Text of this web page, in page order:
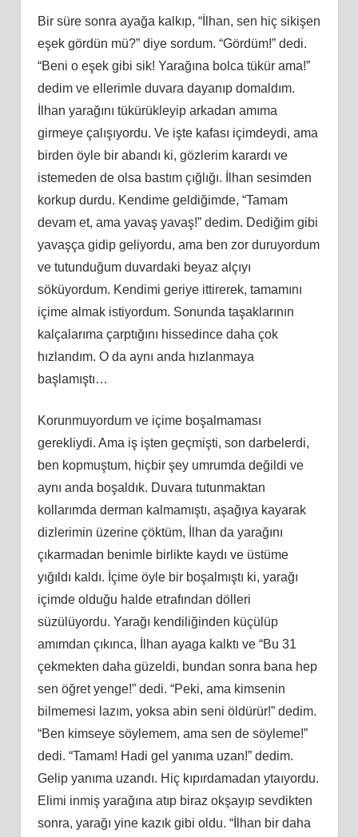
Bir süre sonra ayağa kalkıp, “İlhan, sen hiç sikişen
eşek gördün mü?” diye sordum. “Gördüm!” dedi.
“Beni o eşek gibi sik! Yarağına bolca tükür ama!”
dedim ve ellerimle duvara dayanıp domaldım.
İlhan yarağını tükürükleyip arkadan amıma
girmeye çalışıyordu. Ve işte kafası içimdeydi, ama
birden öyle bir abandı ki, gözlerim karardı ve
istemeden de olsa bastım çığlığı. İlhan sesimden
korkup durdu. Kendime geldiğimde, “Tamam
devam et, ama yavaş yavaş!” dedim. Dediğim gibi
yavaşça gidip geliyordu, ama ben zor duruyordum
ve tutunduğum duvardaki beyaz alçıyı
söküyordum. Kendimi geriye ittirerek, tamamını
içime almak istiyordum. Sonunda taşaklarının
kalçalarıma çarptığını hissedince daha çok
hızlandım. O da aynı anda hızlanmaya
başlamıştı…
Korunmuyordum ve içime boşalmaması
gerekliydi. Ama iş işten geçmişti, son darbelerdi,
ben kopmuştum, hiçbir şey umrumda değildi ve
aynı anda boşaldık. Duvara tutunmaktan
kollarımda derman kalmamıştı, aşağıya kayarak
dizlerimin üzerine çöktüm, İlhan da yarağını
çıkarmadan benimle birlikte kaydı ve üstüme
yığıldı kaldı. İçime öyle bir boşalmıştı ki, yarağı
içimde olduğu halde etrafından dölleri
süzülüyordu. Yarağı kendiliğinden küçülüp
amımdan çıkınca, İlhan ayaga kalktı ve “Bu 31
çekmekten daha güzeldi, bundan sonra bana hep
sen öğret yenge!” dedi. “Peki, ama kimsenin
bilmemesi lazım, yoksa abin seni öldürür!” dedim.
“Ben kimseye söylemem, ama sen de söyleme!”
dedi. “Tamam! Hadi gel yanıma uzan!” dedim.
Gelip yanıma uzandı. Hiç kıpırdamadan ytaıyordu.
Elimi inmiş yarağına atıp biraz okşayıp sevdikten
sonra, yarağı yine kazık gibi oldu. “İlhan bir daha